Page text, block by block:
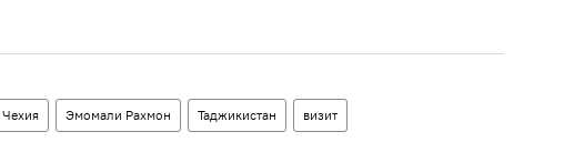
Чехия Эмомали Рахмон Таджикистан визит